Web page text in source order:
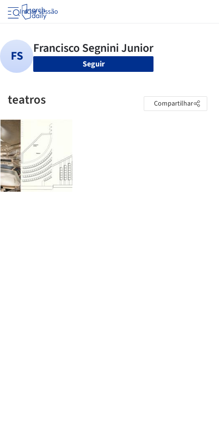
Iniciar sessão
Seguir
teatros Compartilhar